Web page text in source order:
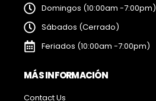
Domingos (10:00am -7:00pm)
Sábados (Cerrado)
Feriados (10:00am -7:00pm)
MÁS INFORMACIÓN
Contact Us